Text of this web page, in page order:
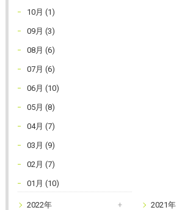
10月 (1)
09月 (3)
08月 (6)
07月 (6)
06月 (10)
05月 (8)
04月 (7)
03月 (9)
02月 (7)
01月 (10)
2022年 2021年